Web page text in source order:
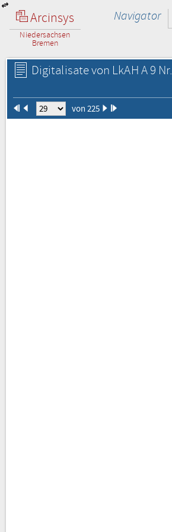
Arcinsys
Niedersachsen
Bremen
Navigator
Digitalisate von LkAH A 9
von 225